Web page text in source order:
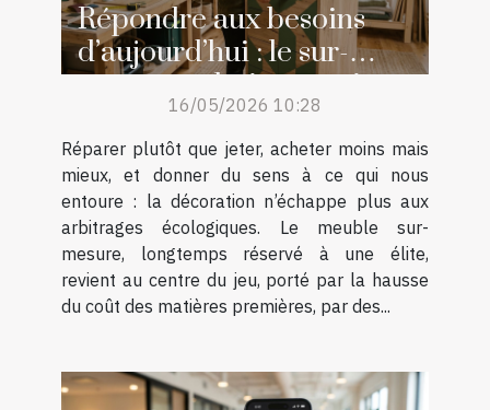
Répondre aux besoins
d’aujourd’hui : le sur-
mesure, solution aussi
écologique qu’esthétique
16/05/2026 10:28
Réparer plutôt que jeter, acheter moins mais
mieux, et donner du sens à ce qui nous
entoure : la décoration n’échappe plus aux
arbitrages écologiques. Le meuble sur-
mesure, longtemps réservé à une élite,
revient au centre du jeu, porté par la hausse
du coût des matières premières, par des...